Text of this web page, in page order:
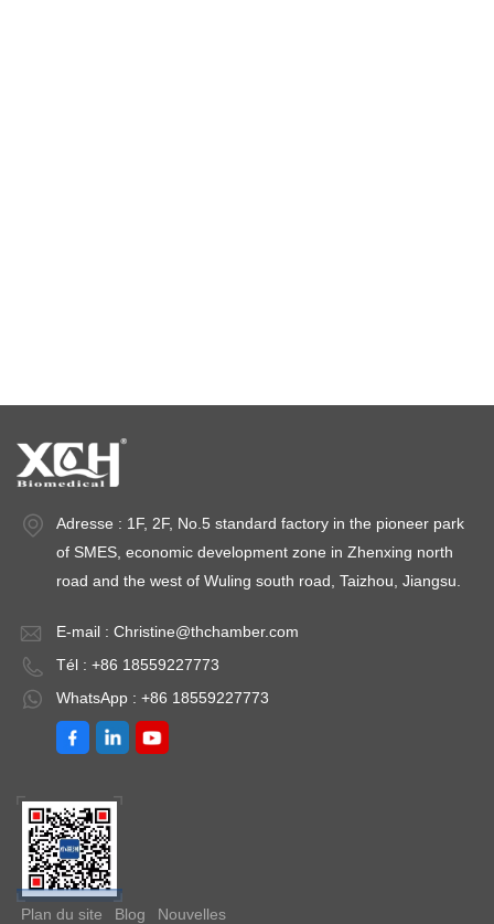
Adresse : 1F, 2F, No.5 standard factory in the pioneer park
of SMES, economic development zone in Zhenxing north
road and the west of Wuling south road, Taizhou, Jiangsu.
E-mail : Christine@thchamber.com
Tél : +86 18559227773
WhatsApp : +86 18559227773
Plan du site Blog Nouvelles